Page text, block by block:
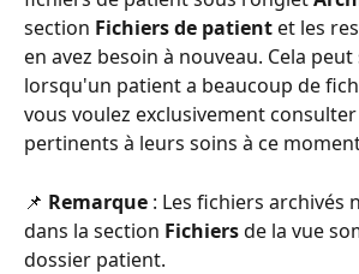
section Fichiers de patient et les
en avez besoin à nouveau. Cela
lorsqu'un patient a beaucoup de
vous voulez exclusivement
pertinents à leurs soins à ce
📌 Remarque : Les fichiers archivés
dans la section Fichiers de la vue
dossier patient.